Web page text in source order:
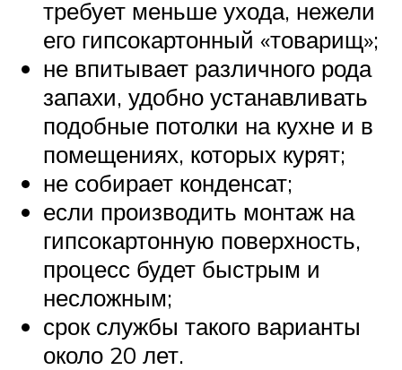
требует меньше ухода, нежели
его гипсокартонный «товарищ»;
не впитывает различного рода
запахи, удобно устанавливать
подобные потолки на кухне и в
помещениях, которых курят;
не собирает конденсат;
если производить монтаж на
гипсокартонную поверхность,
процесс будет быстрым и
несложным;
срок службы такого варианты
около 20 лет.